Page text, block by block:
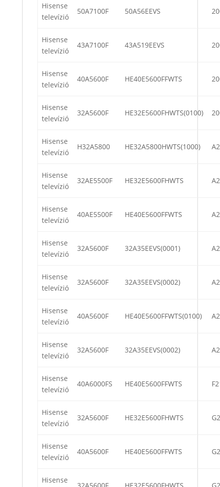
Hisense
televízió
50A7100F 50A56EEVS
Hisense
televízió
43A7100F 43A519EEVS
Hisense
televízió
40A5600F HE40E5600FFWTS
Hisense
televízió
32A5600F HE32E5600FHWTS(0100)
Hisense
televízió
H32A5800 HE32A5800HWTS(1000)
Hisense
televízió
32AE5500F HE32E5600FHWTS
Hisense
televízió
40AE5500F HE40E5600FFWTS
Hisense
televízió
32A5600F 32A35EEVS(0001)
Hisense
televízió
32A5600F 32A35EEVS(0002)
Hisense
televízió
40A5600F HE40E5600FFWTS(0100)
Hisense
televízió
32A5600F 32A35EEVS(0002)
Hisense
televízió
40A6000FS HE40E5600FFWTS
Hisense
televízió
32A5600F HE32E5600FHWTS
Hisense
televízió
40A5600F HE40E5600FFWTS
Hisense